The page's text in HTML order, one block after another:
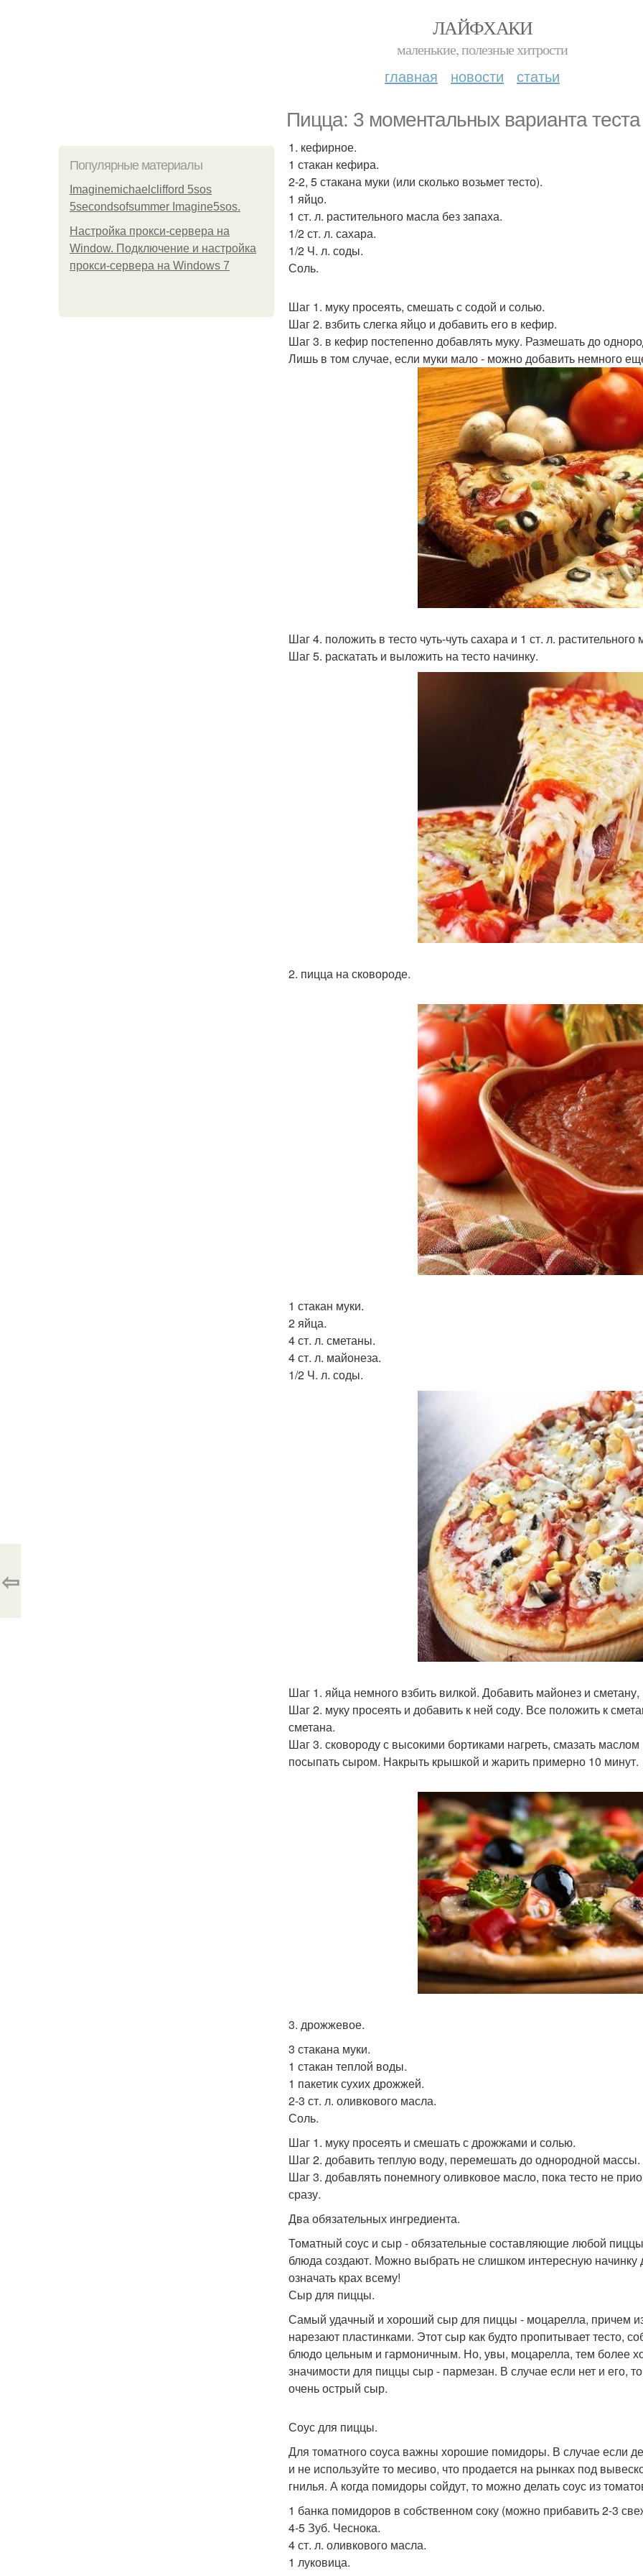
ЛАЙФХАКИ
маленькие, полезные хитрости
главная новости статьи
Пицца: 3 моментальных варианта
Популярные материалы
Imaginemichaelclifford 5sos
5secondsofsummer Imagine5sos.
Настройка прокси-сервера на
Window. Подключение и настройка
прокси-сервера на Windows 7
1. кефирное.
1 стакан кефира.
2-2, 5 стакана муки (или сколько возьмет тесто).
1 яйцо.
1 ст. л. растительного масла без запаха.
1/2 ст. л. сахара.
1/2 Ч. л. соды.
Соль.
Шаг 1. муку просеять, смешать с содой и солью.
Шаг 2. взбить слегка яйцо и добавить его в кефир.
Шаг 3. в кефир постепенно добавлять муку. Размешать до
Лишь в том случае, если муки мало - можно добавить немного
Шаг 4. положить в тесто чуть-чуть сахара и 1 ст. л. растительного
Шаг 5. раскатать и выложить на тесто начинку.
2. пицца на сковороде.
1 стакан муки.
2 яйца.
4 ст. л. сметаны.
4 ст. л. майонеза.
1/2 Ч. л. соды.
Шаг 1. яйца немного взбить вилкой. Добавить майонез и
Шаг 2. муку просеять и добавить к ней соду. Все положить к
сметана.
Шаг 3. сковороду с высокими бортиками нагреть, смазать
посыпать сыром. Накрыть крышкой и жарить примерно 10 минут.
3. дрожжевое.
3 стакана муки.
1 стакан теплой воды.
1 пакетик сухих дрожжей.
2-3 ст. л. оливкового масла.
Соль.
Шаг 1. муку просеять и смешать с дрожжами и солью.
Шаг 2. добавить теплую воду, перемешать до однородной массы.
Шаг 3. добавлять понемногу оливковое масло, пока тесто не
сразу.
Два обязательных ингредиента.
Томатный соус и сыр - обязательные составляющие любой
блюда создают. Можно выбрать не слишком интересную начинку
означать крах всему!
Сыр для пиццы.
Самый удачный и хороший сыр для пиццы - моцарелла, причем
нарезают пластинками. Этот сыр как будто пропитывает тесто,
блюдо цельным и гармоничным. Но, увы, моцарелла, тем более
значимости для пиццы сыр - пармезан. В случае если нет и его,
очень острый сыр.
Соус для пиццы.
Для томатного соуса важны хорошие помидоры. В случае если
и не используйте то месиво, что продается на рынках под
гнилья. А когда помидоры сойдут, то можно делать соус из
1 банка помидоров в собственном соку (можно прибавить 2-3
4-5 Зуб. Чеснока.
4 ст. л. оливкового масла.
1 луковица.
⇦